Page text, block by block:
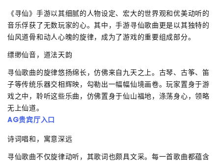
《寻仙》手游以其细腻的人物设定、宏大的世界观和优美动听的
音乐俘获了无数玩家的心。其中，手游寻仙歌曲更是以其独特的
仙风道骨和动人心魄的旋律，成为了游戏的重要组成部分。
缥缈仙音，道法天韵
寻仙歌曲的旋律悠扬绵长，仿佛来自九天之上。古琴、古筝、笛
子等传统乐器交相辉映，勾勒出一幅幅仙境画卷。玩家置身于游
戏之中，聆听这些乐曲，仿佛置身于仙山福地，涤荡身心，领略
无上仙道。
AG贵宾厅入口
诗词唱和，寓意深远
寻仙歌曲不仅旋律动听，其歌词也颇具文采。每一首歌曲都蕴含